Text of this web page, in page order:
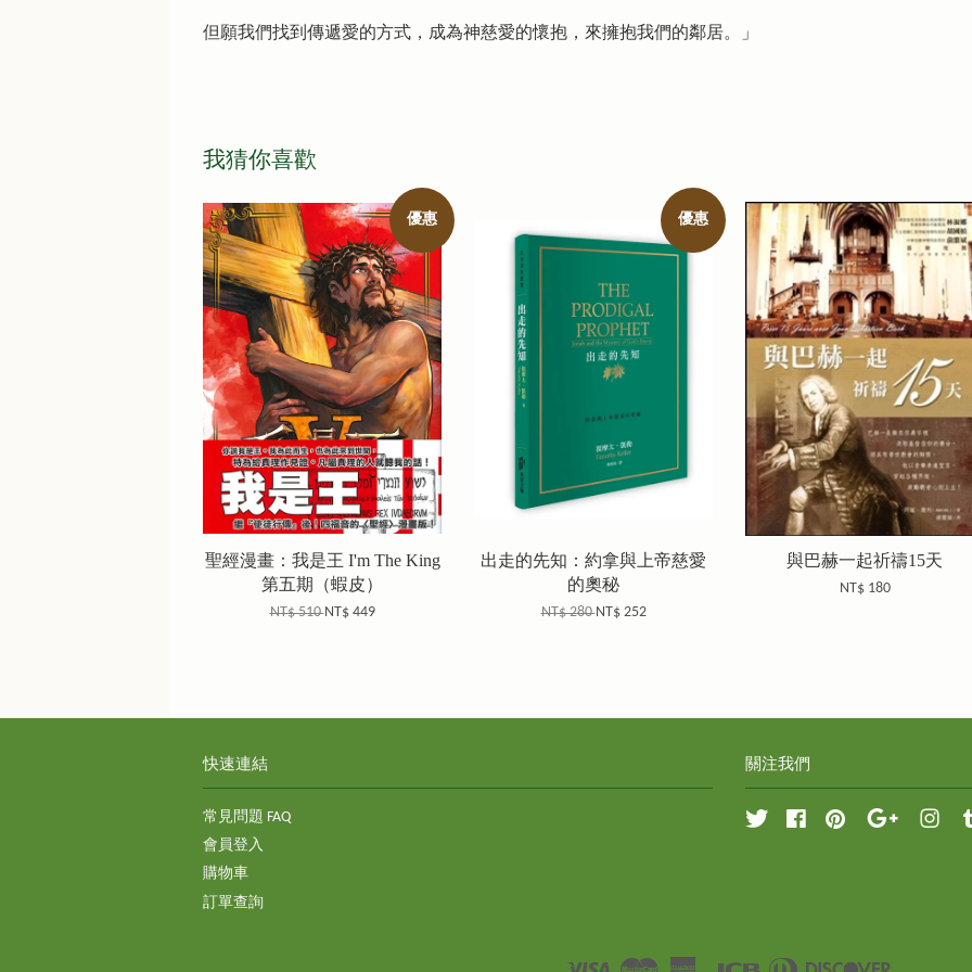
但願我們找到傳遞愛的方式，成為神慈愛的懷抱，來擁抱我們的鄰居。」
我猜你喜歡
優惠
聖經漫畫：我是王 I'm The King
第五期（蝦皮）
NT$ 510NT$ 449
優惠
出走的先知：約拿與上帝慈愛
的奧秘
NT$ 280NT$ 252
與巴赫一起祈禱15天
NT$ 180
快速連結
常見問題 FAQ
會員登入
購物車
訂單查詢
關注我們
Twitter FacebookPinterest Google
Visa Master American JCB Diners